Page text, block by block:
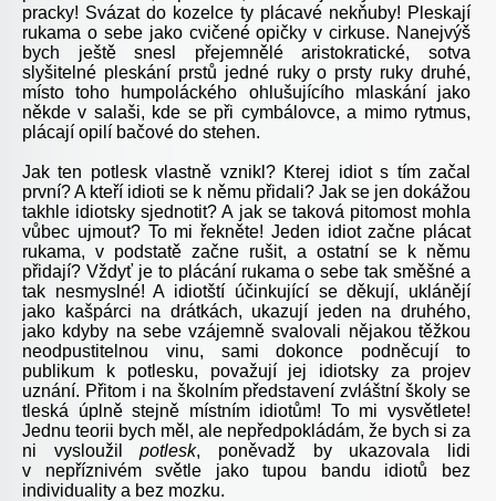
pracky! Svázat do kozelce ty plácavé nekňuby! Pleskají
rukama o sebe jako cvičené opičky v cirkuse. Nanejvýš
bych ještě snesl přejemnělé aristokratické, sotva
slyšitelné pleskání prstů jedné ruky o prsty ruky druhé,
místo toho humpoláckého ohlušujícího mlaskání jako
někde v salaši, kde se při cymbálovce, a mimo rytmus,
plácají opilí bačové do stehen.
Jak ten potlesk vlastně vznikl? Kterej idiot s tím začal
první? A kteří idioti se k němu přidali? Jak se jen dokážou
takhle idiotsky sjednotit? A jak se taková pitomost mohla
vůbec ujmout? To mi řekněte! Jeden idiot začne plácat
rukama, v podstatě začne rušit, a ostatní se k němu
přidají? Vždyť je to plácání rukama o sebe tak směšné a
tak nesmyslné! A idiotští účinkující se děkují, uklánějí
jako kašpárci na drátkách, ukazují jeden na druhého,
jako kdyby na sebe vzájemně svalovali nějakou těžkou
neodpustitelnou vinu, sami dokonce podněcují to
publikum k potlesku, považují jej idiotsky za projev
uznání. Přitom i na školním představení zvláštní školy se
tleská úplně stejně místním idiotům! To mi vysvětlete!
Jednu teorii bych měl, ale nepředpokládám, že bych si za
ni vysloužilpotlesk, poněvadž by ukazovala lidi
v nepříznivém světle jako tupou bandu idiotů bez
individuality a bez mozku.